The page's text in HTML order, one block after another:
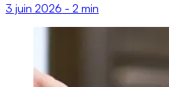
3 juin 2026 - 2 min